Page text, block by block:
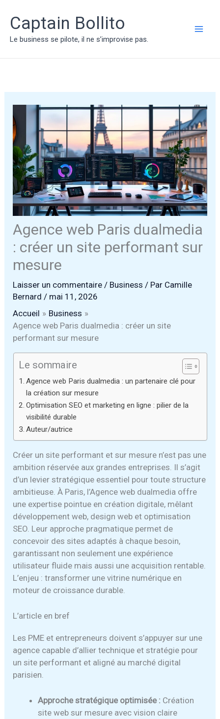
contenu
Captain Bollito
Le business se pilote, il ne s’improvise pas.
Agence web Paris dualmedia
: créer un site performant sur
mesure
Laisser un commentaire / Business / Par Camille
Bernard / mai 11, 2026
Accueil
Business
Agence web Paris dualmedia : créer un site
performant sur mesure
Le sommaire
Agence web Paris dualmedia : un partenaire clé pour
la création sur mesure
Optimisation SEO et marketing en ligne : pilier de la
visibilité durable
Auteur/autrice
Créer un site performant et sur mesure n’est pas une
ambition réservée aux grandes entreprises. Il s’agit
d’un levier stratégique essentiel pour toute structure
ambitieuse. À Paris, l’Agence web dualmedia offre
une expertise pointue en création digitale, mêlant
développement web, design web et optimisation
SEO. Leur approche pragmatique permet de
concevoir des sites adaptés à chaque besoin,
garantissant non seulement une expérience
utilisateur fluide mais aussi une acquisition rentable.
L’enjeu : transformer une vitrine numérique en
moteur de croissance durable.
L’article en bref
Les PME et entrepreneurs doivent s’appuyer sur une
agence capable d’allier technique et stratégie pour
un site performant et aligné au marché digital
parisien.
Approche stratégique optimisée : Création
site web sur mesure avec vision claire